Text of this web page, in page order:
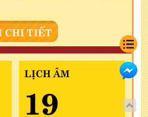
CHI TIẾT
LỊCH ÂM
19